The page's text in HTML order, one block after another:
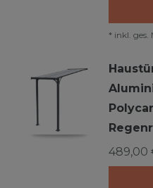
* inkl. ges.
489,00